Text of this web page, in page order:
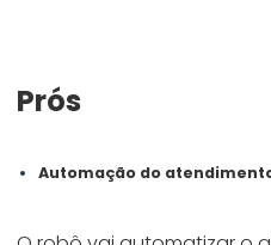
Prós
Automação do